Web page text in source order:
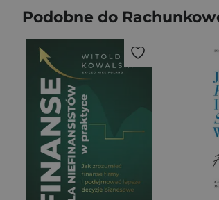
Podobne do